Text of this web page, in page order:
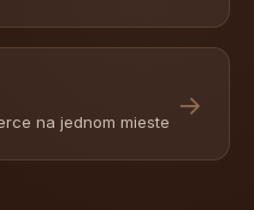
na jednom mieste
→